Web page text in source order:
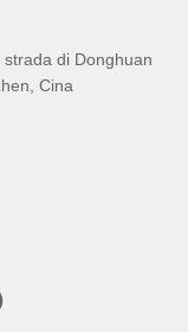
strada di Donghuan
Cina